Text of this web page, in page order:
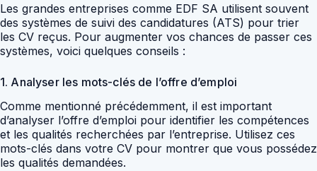
Les grandes entreprises comme EDF SA utilisent souvent
des systèmes de suivi des candidatures (ATS) pour trier
les CV reçus. Pour augmenter vos chances de passer ces
systèmes, voici quelques conseils :
1. Analyser les mots-clés de l’offre d’emploi
Comme mentionné précédemment, il est important
d’analyser l’offre d’emploi pour identifier les compétences
et les qualités recherchées par l’entreprise. Utilisez ces
mots-clés dans votre CV pour montrer que vous possédez
les qualités demandées.